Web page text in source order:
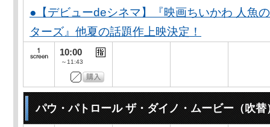
●【デビューdeシネマ】『映画ちいかわ 人魚
ターズ』他夏の話題作上映決定！
10:00
～11:43
パウ・パトロール ザ・ダイノ・ムービー（吹替